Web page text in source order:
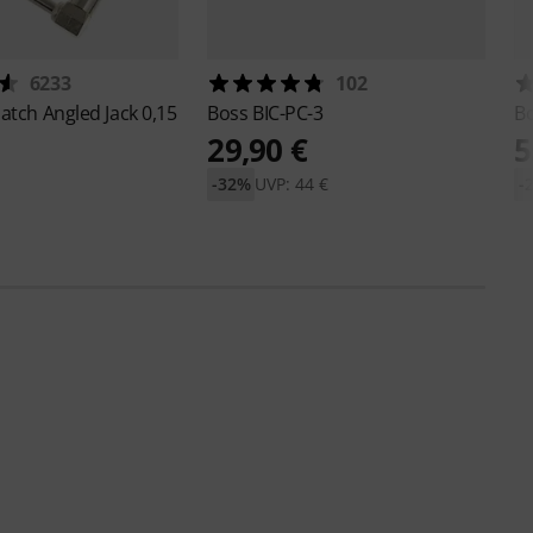
6233
Angled Jack 0,15
102
Boss BIC-PC-3
29,90 €
UVP: 44 €
-32%